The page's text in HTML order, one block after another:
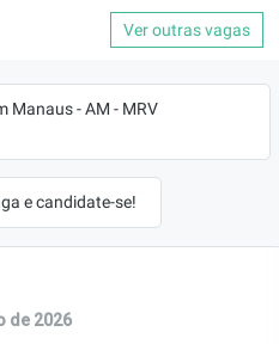
Ver outras vagas
Manaus - AM - MRV
e candidate-se!
de 2026